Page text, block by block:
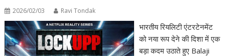
2026/02/03 Ravi Tondak
भारतीय रियलिटी एंटरटेनमेंट
को नया रूप देने की दिशा में एक
बड़ा कदम उठाते हुए Balaji